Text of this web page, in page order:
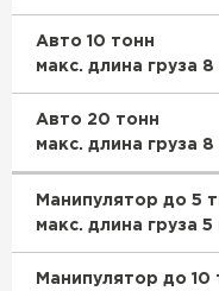
Авто 10 тонн
макс. длина груза 8
Авто 20 тонн
макс. длина груза 8
Манипулятор до 5
макс. длина груза 5
Манипулятор до 10